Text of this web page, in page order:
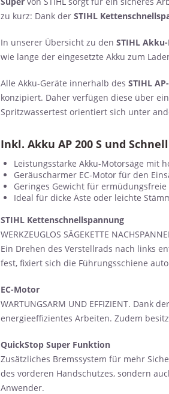
zu kurz: Dank der STIHL
In unserer Übersicht zu den STIHL
wie lange der eingesetzte Akku zum
Alle Akku-Geräte innerhalb des STIHL
konzipiert. Daher verfügen diese über
Spritzwassertest orientiert sich unter
Inkl. Akku AP 200 S und
Leistungsstarke Akku-Motorsäge mit
Geräuscharmer EC-Motor für den
Geringes Gewicht für ermüdungsfreie
Ideal für dicke Äste oder leichte
STIHL Kettenschnellspannung
WERKZEUGLOS SÄGEKETTE
Ein Drehen des Verstellrads nach links
fest, fixiert sich die Führungsschiene
EC-Motor
WARTUNGSARM UND EFFIZIENT.
energieeffizientes Arbeiten. Zudem
QuickStop Super Funktion
Zusätzliches Bremssystem für mehr
des vorderen Handschutzes, sondern
Anwender.